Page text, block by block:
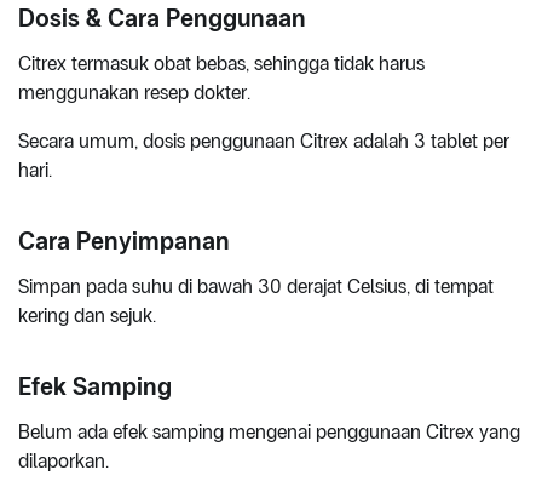
Dosis & Cara Penggunaan
Citrex termasuk obat bebas, sehingga tidak harus
menggunakan resep dokter.
Secara umum, dosis penggunaan Citrex adalah 3 tablet per
hari.
Cara Penyimpanan
Simpan pada suhu di bawah 30 derajat Celsius, di tempat
kering dan sejuk.
Efek Samping
Belum ada efek samping mengenai penggunaan Citrex yang
dilaporkan.